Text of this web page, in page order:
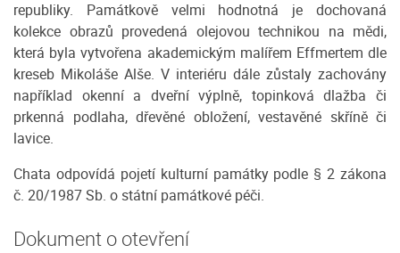
republiky. Památkově velmi hodnotná je dochovaná
kolekce obrazů provedená olejovou technikou na mědi,
která byla vytvořena akademickým malířem Effmertem dle
kreseb Mikoláše Alše. V interiéru dále zůstaly zachovány
například okenní a dveřní výplně, topinková dlažba či
prkenná podlaha, dřevěné obložení, vestavěné skříně či
lavice.
Chata odpovídá pojetí kulturní památky podle § 2 zákona
č. 20/1987 Sb. o státní památkové péči.
Dokument o otevření